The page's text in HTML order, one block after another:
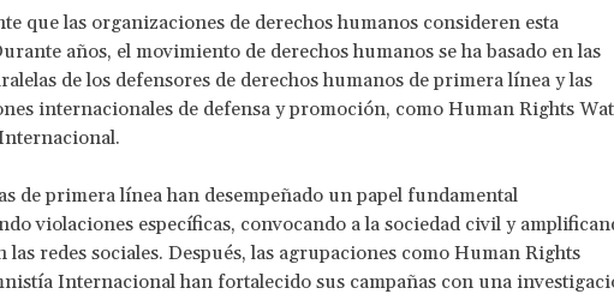
que las organizaciones de derechos humanos consideren esta
años, el movimiento de derechos humanos se ha basado en las
de los defensores de derechos humanos de primera línea y las
internacionales de defensa y promoción, como Human Rights
de primera línea han desempeñado un papel fundamental
violaciones específicas, convocando a la sociedad civil y
las redes sociales. Después, las agrupaciones como Human Rights
Internacional han fortalecido sus campañas con una